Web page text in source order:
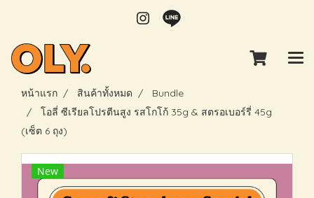
หน้าแรก สินค้าทั้งหมด
Bundle
โอลี่ ซีเรียลโปรตีนสูง รสโกโก้ 35g & สตรอเบอร์รี่ 45g
(เซ็ต 6 ถุง)
New